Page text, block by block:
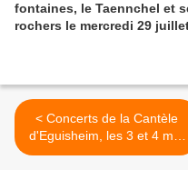
fontaines, le Taennchel et
rochers le mercredi 29
< Concerts de la Cantèle
d'Eguisheim, les 3 et 4 mai
2025